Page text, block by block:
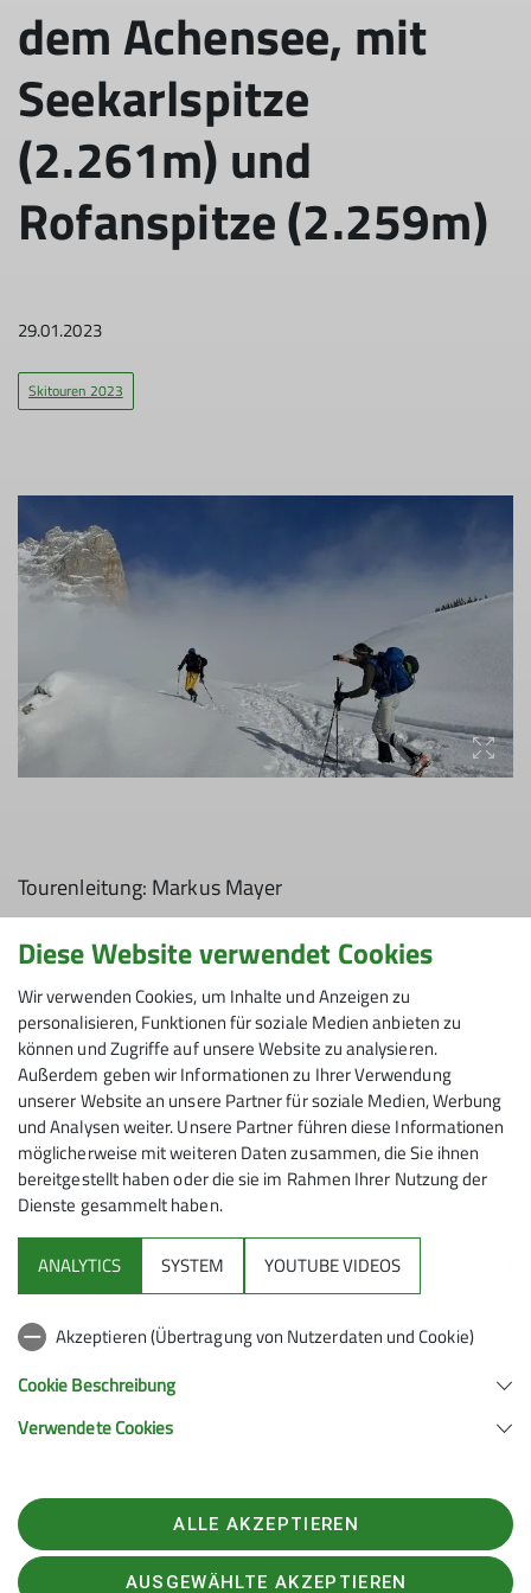
dem Achensee, mit
Seekarlspitze
(2.261m) und
Rofanspitze (2.259m)
29.01.2023
Skitouren 2023
Tourenleitung: Markus Mayer
Bei dieser Skitour war die Erfurter Hütte (1.831m) im
Rofangebirge östlich des Achensees als Stützpunkt
geplant. Und so stiegen unsere zehn Teilnehmer von
Maurach aus die knapp 900 Höhenmeter über die
Freeride-Abfahrt zur Hütte hinauf. Dort, bei diesigem
Nebelwetter angekommen, entschlossen wir uns
zunächst zu einem eineinhalb-stündigen
„Einkehrschwung“. Eine gute Entscheidung, denn auf
dem Weiterweg zur Seekarlspitze (2.261m) lockerten
die Wolken auf, und es entwickelte sich eine grandiose
Winterstimmung. Gut 1.300 Aufstiegs-Höhenmeter
waren bewältigt, als wir nach einer sonnigen Gipfelrast
unsere Abfahrt entlang der Aufstiegsspur angingen,
um zum Tagesende letztendlich einen wohlverdienten,
geselligen Hüttenabend zu verbringen.
Der nächste Tag erfreute uns mit einer genialen
Gipfel wir bei wahrem „Kaiserwetter“ erreichten. Die
Abfahrt unterbrachen wir kurz, um – nach einem
entsprechenden Gegenanstieg - einen weiteren
Diese Website verwendet Cookies
Wir verwenden Cookies, um Inhalte und Anzeigen zu
personalisieren, Funktionen für soziale Medien anbieten zu
können und Zugriffe auf unsere Website zu analysieren.
Außerdem geben wir Informationen zu Ihrer Verwendung
unserer Website an unsere Partner für soziale Medien, Werbung
und Analysen weiter. Unsere Partner führen diese Informationen
möglicherweise mit weiteren Daten zusammen, die Sie ihnen
bereitgestellt haben oder die sie im Rahmen Ihrer Nutzung der
Dienste gesammelt haben.
ANALYTICS SYSTEM YOUTUBE VIDEOS
Akzeptieren (Übertragung von Nutzerdaten und Cookie)
Cookie Beschreibung
Verwendete Cookies
ALLE AKZEPTIEREN
AUSGEWÄHLTE AKZEPTIEREN